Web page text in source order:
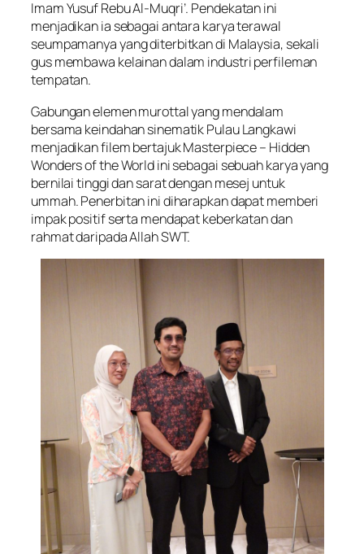
Imam Yusuf Rebu Al-Muqri’. Pendekatan ini
menjadikan ia sebagai antara karya terawal
seumpamanya yang diterbitkan di Malaysia, sekali
gus membawa kelainan dalam industri perfileman
tempatan.
Gabungan elemen murottal yang mendalam
bersama keindahan sinematik Pulau Langkawi
menjadikan filem bertajuk Masterpiece – Hidden
Wonders of the World ini sebagai sebuah karya yang
bernilai tinggi dan sarat dengan mesej untuk
ummah. Penerbitan ini diharapkan dapat memberi
impak positif serta mendapat keberkatan dan
rahmat daripada Allah SWT.